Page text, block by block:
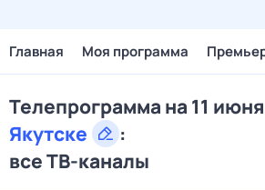
Главная Моя программа
Телепрограмма на 11
Якутске
:
все ТВ-каналы